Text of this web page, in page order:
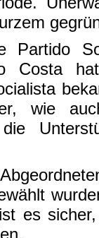
Partido
Costa
wie
es